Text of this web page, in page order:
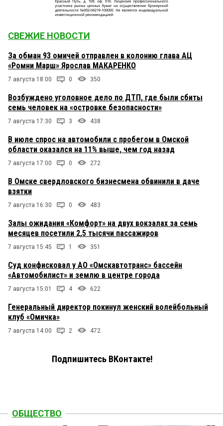
СВЕЖИЕ НОВОСТИ
За обман 93 омичей отправлен в колонию глава АЦ
«Ромни Марш» Ярослав МАКАРЕНКО
7 августа 18:00 0 350
Возбуждено уголовное дело по ДТП, где были сбиты
семь человек на «островке безопасности»
7 августа 17:30 3 438
В июле спрос на автомобили с пробегом в Омской
области оказался на 11% выше, чем год назад
7 августа 17:00 0 272
В Омске свердловского бизнесмена обвинили в даче
взятки
7 августа 16:30 0 483
Залы ожидания «Комфорт» на двух вокзалах за семь
месяцев посетили 2,5 тысячи пассажиров
7 августа 15:45 1 351
Суд конфисковал у АО «Омскавтотранс» бассейн
«Автомобилист» и землю в центре города
7 августа 15:01 4 622
Генеральный директор покинул женский волейбольный
клуб «Омичка»
7 августа 14:00 2 472
Подпишитесь ВКонтакте!
ОБЩЕСТВО